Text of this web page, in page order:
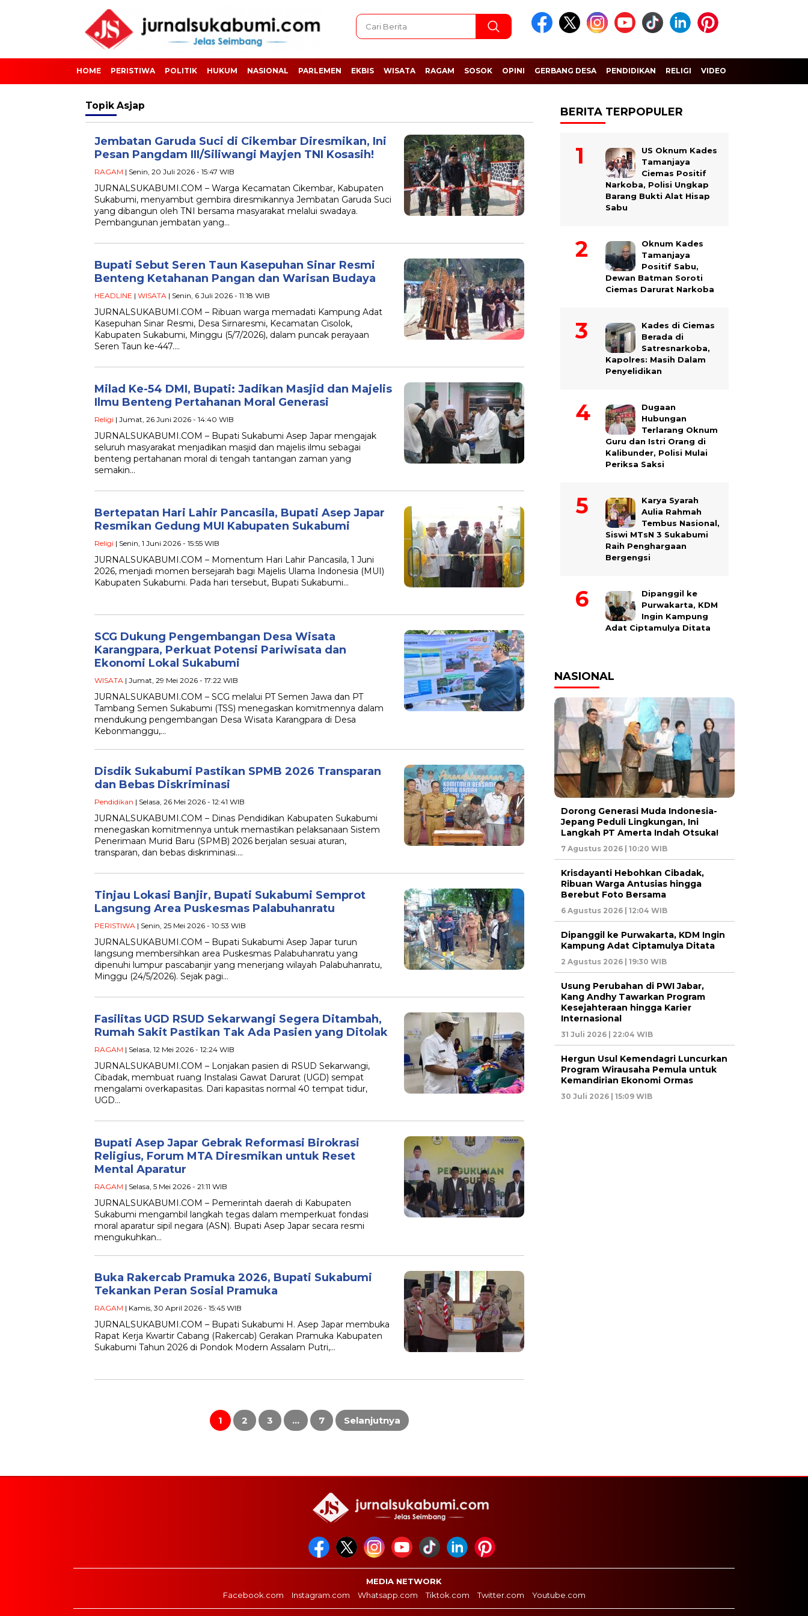
HOME PERISTIWA POLITIK HUKUM NASIONAL PARLEMEN EKBIS WISATA RAGAM SOSOK OPINI GERBANG DESA PENDIDIKAN RELIGI VIDEO
Topik Asjap
Jembatan Garuda Suci di Cikembar Diresmikan, Ini
Pesan Pangdam III/Siliwangi Mayjen TNI Kosasih!
RAGAM | Senin, 20 Juli 2026 - 15:47 WIB
JURNALSUKABUMI.COM – Warga Kecamatan Cikembar, Kabupaten
Sukabumi, menyambut gembira diresmikannya Jembatan Garuda Suci
yang dibangun oleh TNI bersama masyarakat melalui swadaya.
Pembangunan jembatan yang…
Bupati Sebut Seren Taun Kasepuhan Sinar Resmi
Benteng Ketahanan Pangan dan Warisan Budaya
HEADLINE | WISATA | Senin, 6 Juli 2026 - 11:18 WIB
JURNALSUKABUMI.COM – Ribuan warga memadati Kampung Adat
Kasepuhan Sinar Resmi, Desa Sirnaresmi, Kecamatan Cisolok,
Kabupaten Sukabumi, Minggu (5/7/2026), dalam puncak perayaan
Seren Taun ke-447….
Milad Ke-54 DMI, Bupati: Jadikan Masjid dan Majelis
Ilmu Benteng Pertahanan Moral Generasi
Religi | Jumat, 26 Juni 2026 - 14:40 WIB
JURNALSUKABUMI.COM – Bupati Sukabumi Asep Japar mengajak
seluruh masyarakat menjadikan masjid dan majelis ilmu sebagai
benteng pertahanan moral di tengah tantangan zaman yang
semakin…
Bertepatan Hari Lahir Pancasila, Bupati Asep Japar
Resmikan Gedung MUI Kabupaten Sukabumi
Religi | Senin, 1 Juni 2026 - 15:55 WIB
JURNALSUKABUMI.COM – Momentum Hari Lahir Pancasila, 1 Juni
2026, menjadi momen bersejarah bagi Majelis Ulama Indonesia (MUI)
Kabupaten Sukabumi. Pada hari tersebut, Bupati Sukabumi…
SCG Dukung Pengembangan Desa Wisata
Karangpara, Perkuat Potensi Pariwisata dan
Ekonomi Lokal Sukabumi
WISATA | Jumat, 29 Mei 2026 - 17:22 WIB
JURNALSUKABUMI.COM – SCG melalui PT Semen Jawa dan PT
Tambang Semen Sukabumi (TSS) menegaskan komitmennya dalam
mendukung pengembangan Desa Wisata Karangpara di Desa
Kebonmanggu,…
Disdik Sukabumi Pastikan SPMB 2026 Transparan
dan Bebas Diskriminasi
Pendidikan | Selasa, 26 Mei 2026 - 12:41 WIB
JURNALSUKABUMI.COM – Dinas Pendidikan Kabupaten Sukabumi
menegaskan komitmennya untuk memastikan pelaksanaan Sistem
Penerimaan Murid Baru (SPMB) 2026 berjalan sesuai aturan,
transparan, dan bebas diskriminasi….
Tinjau Lokasi Banjir, Bupati Sukabumi Semprot
Langsung Area Puskesmas Palabuhanratu
PERISTIWA | Senin, 25 Mei 2026 - 10:53 WIB
JURNALSUKABUMI.COM – Bupati Sukabumi Asep Japar turun
langsung membersihkan area Puskesmas Palabuhanratu yang
dipenuhi lumpur pascabanjir yang menerjang wilayah Palabuhanratu,
Minggu (24/5/2026). Sejak pagi…
Fasilitas UGD RSUD Sekarwangi Segera Ditambah,
Rumah Sakit Pastikan Tak Ada Pasien yang Ditolak
RAGAM | Selasa, 12 Mei 2026 - 12:24 WIB
JURNALSUKABUMI.COM – Lonjakan pasien di RSUD Sekarwangi,
Cibadak, membuat ruang Instalasi Gawat Darurat (UGD) sempat
mengalami overkapasitas. Dari kapasitas normal 40 tempat tidur,
UGD…
Bupati Asep Japar Gebrak Reformasi Birokrasi
Religius, Forum MTA Diresmikan untuk Reset
Mental Aparatur
RAGAM | Selasa, 5 Mei 2026 - 21:11 WIB
JURNALSUKABUMI.COM – Pemerintah daerah di Kabupaten
Sukabumi mengambil langkah tegas dalam memperkuat fondasi
moral aparatur sipil negara (ASN). Bupati Asep Japar secara resmi
mengukuhkan…
Buka Rakercab Pramuka 2026, Bupati Sukabumi
Tekankan Peran Sosial Pramuka
RAGAM | Kamis, 30 April 2026 - 15:45 WIB
JURNALSUKABUMI.COM – Bupati Sukabumi H. Asep Japar membuka
Rapat Kerja Kwartir Cabang (Rakercab) Gerakan Pramuka Kabupaten
Sukabumi Tahun 2026 di Pondok Modern Assalam Putri,…
1 2 3 … 7 Selanjutnya
BERITA TERPOPULER
US Oknum Kades
Tamanjaya
Ciemas Positif
Narkoba, Polisi Ungkap
Barang Bukti Alat Hisap
Sabu
Oknum Kades
Tamanjaya
Positif Sabu,
Dewan Batman Soroti
Ciemas Darurat Narkoba
Kades di Ciemas
Berada di
Satresnarkoba,
Kapolres: Masih Dalam
Penyelidikan
Dugaan
Hubungan
Terlarang Oknum
Guru dan Istri Orang di
Kalibunder, Polisi Mulai
Periksa Saksi
Karya Syarah
Aulia Rahmah
Tembus Nasional,
Siswi MTsN 3 Sukabumi
Raih Penghargaan
Bergengsi
Dipanggil ke
Purwakarta, KDM
Ingin Kampung
Adat Ciptamulya Ditata
NASIONAL
Dorong Generasi Muda Indonesia-
Jepang Peduli Lingkungan, Ini
Langkah PT Amerta Indah Otsuka!
7 Agustus 2026 | 10:20 WIB
Krisdayanti Hebohkan Cibadak,
Ribuan Warga Antusias hingga
Berebut Foto Bersama
6 Agustus 2026 | 12:04 WIB
Dipanggil ke Purwakarta, KDM Ingin
Kampung Adat Ciptamulya Ditata
2 Agustus 2026 | 19:30 WIB
Usung Perubahan di PWI Jabar,
Kang Andhy Tawarkan Program
Kesejahteraan hingga Karier
Internasional
31 Juli 2026 | 22:04 WIB
Hergun Usul Kemendagri Luncurkan
Program Wirausaha Pemula untuk
Kemandirian Ekonomi Ormas
30 Juli 2026 | 15:09 WIB
MEDIA NETWORK
Facebook.com
Instagram.com Whatsapp.com Tiktok.com Twitter.com Youtube.com